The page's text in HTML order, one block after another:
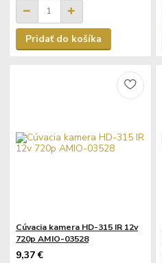
Pridať do košíka
Cúvacia kamera HD-315 IR 12v
720p AMIO-03528
9,37 €